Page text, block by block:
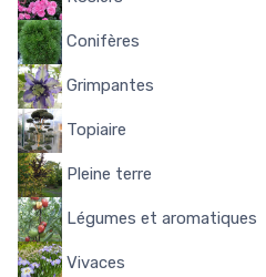
Conifères
Grimpantes
Topiaire
Pleine terre
Légumes et aromatiques
Vivaces